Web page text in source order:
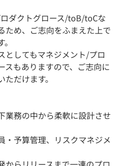
ダクトグロース/toB/toCな
ため、ご志向をふまえた上で
としてもマネジメント/プロ
スもありますので、ご志向に
だけます。
業務の中から柔軟に設計させ
・予算管理、リスクマネジメ